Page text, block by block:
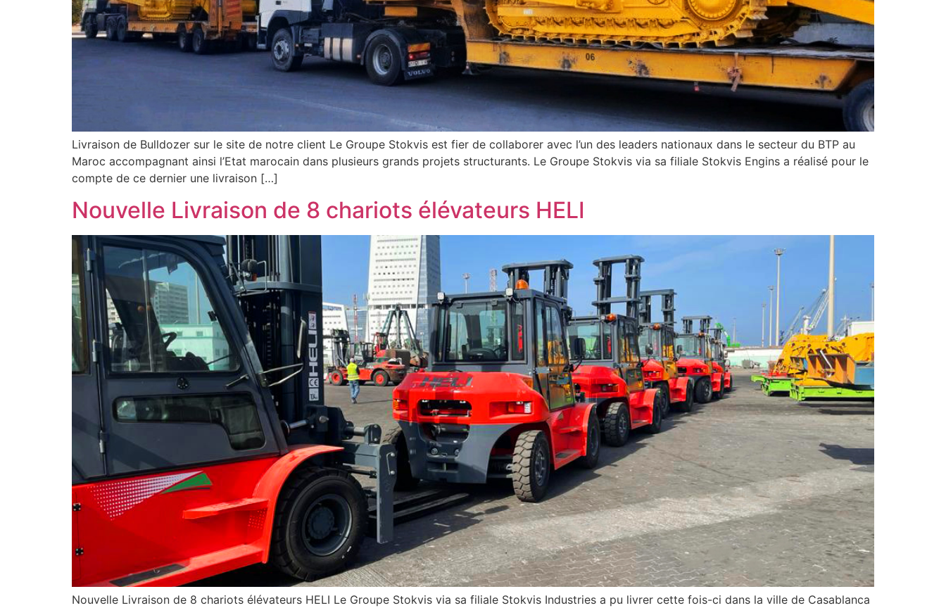
Livraison de Bulldozer sur le site de notre client Le Groupe Stokvis est fier de collaborer avec l’un des leaders nationaux dans le secteur du BTP au
Maroc accompagnant ainsi l’Etat marocain dans plusieurs grands projets structurants. Le Groupe Stokvis via sa filiale Stokvis Engins a réalisé pour le
compte de ce dernier une livraison […]
Nouvelle Livraison de 8 chariots élévateurs HELI
Nouvelle Livraison de 8 chariots élévateurs HELI Le Groupe Stokvis via sa filiale Stokvis Industries a pu livrer cette fois-ci dans la ville de Casablanca